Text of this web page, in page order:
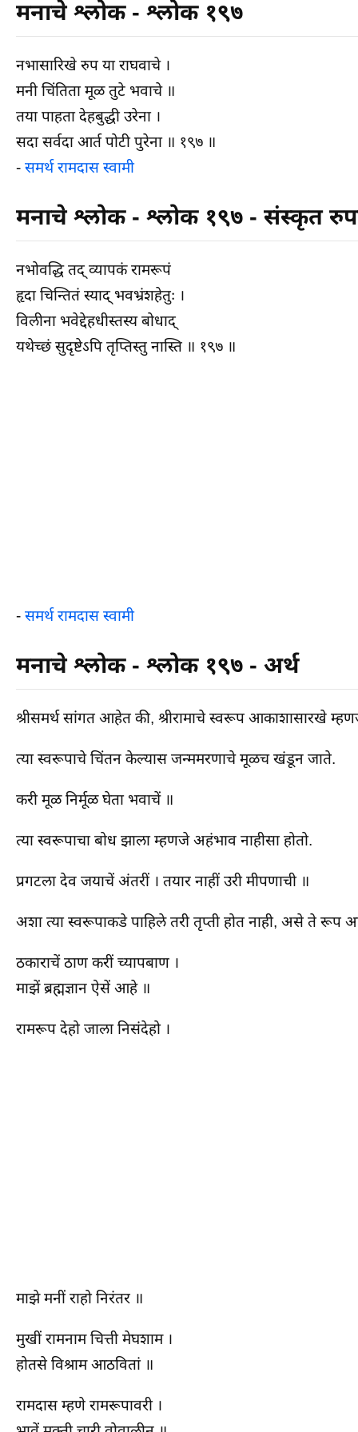
मनाचे श्लोक - श्लोक १९७
नभासारिखे रुप या राघवाचे ।
मनी चिंतिता मूळ तुटे भवाचे ॥
तया पाहता देहबुद्धी उरेना ।
सदा सर्वदा आर्त पोटी पुरेना ॥ १९७ ॥
- समर्थ रामदास स्वामी
मनाचे श्लोक - श्लोक १९७ - संस्कृत
नभोवद्धि तद् व्यापकं रामरूपं
हृदा चिन्तितं स्याद् भवभ्रंशहेतुः ।
विलीना भवेद्देहधीस्तस्य बोधाद्
यथेच्छं सुदृष्टेऽपि तृप्तिस्तु नास्ति ॥ १९७ ॥
- समर्थ रामदास स्वामी
मनाचे श्लोक - श्लोक १९७ - अर्थ
श्रीसमर्थ सांगत आहेत की, श्रीरामाचे स्वरूप आकाशासारखे
त्या स्वरूपाचे चिंतन केल्यास जन्ममरणाचे मूळच खंडून जाते.
करी मूळ निर्मूळ घेता भवाचें ॥
त्या स्वरूपाचा बोध झाला म्हणजे अहंभाव नाहीसा होतो.
प्रगटला देव जयाचें अंतरीं । तयार नाहीं उरी मीपणाची ॥
अशा त्या स्वरूपाकडे पाहिले तरी तृप्ती होत नाही, असे ते रूप
ठकाराचें ठाण करीं च्यापबाण ।
माझें ब्रह्मज्ञान ऐसें आहे ॥
रामरूप देहो जाला निसंदेहो ।
माझे मनीं राहो निरंतर ॥
मुखीं रामनाम चित्ती मेघशाम ।
होतसे विश्राम आठवितां ॥
रामदास म्हणे रामरूपावरी ।